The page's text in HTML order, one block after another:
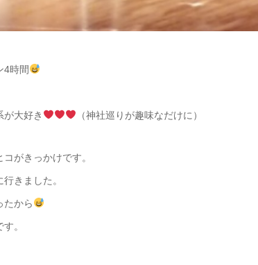
4時間
大好き （神社巡りが趣味なだけに）
がきっかけです。
きました。
たから
。